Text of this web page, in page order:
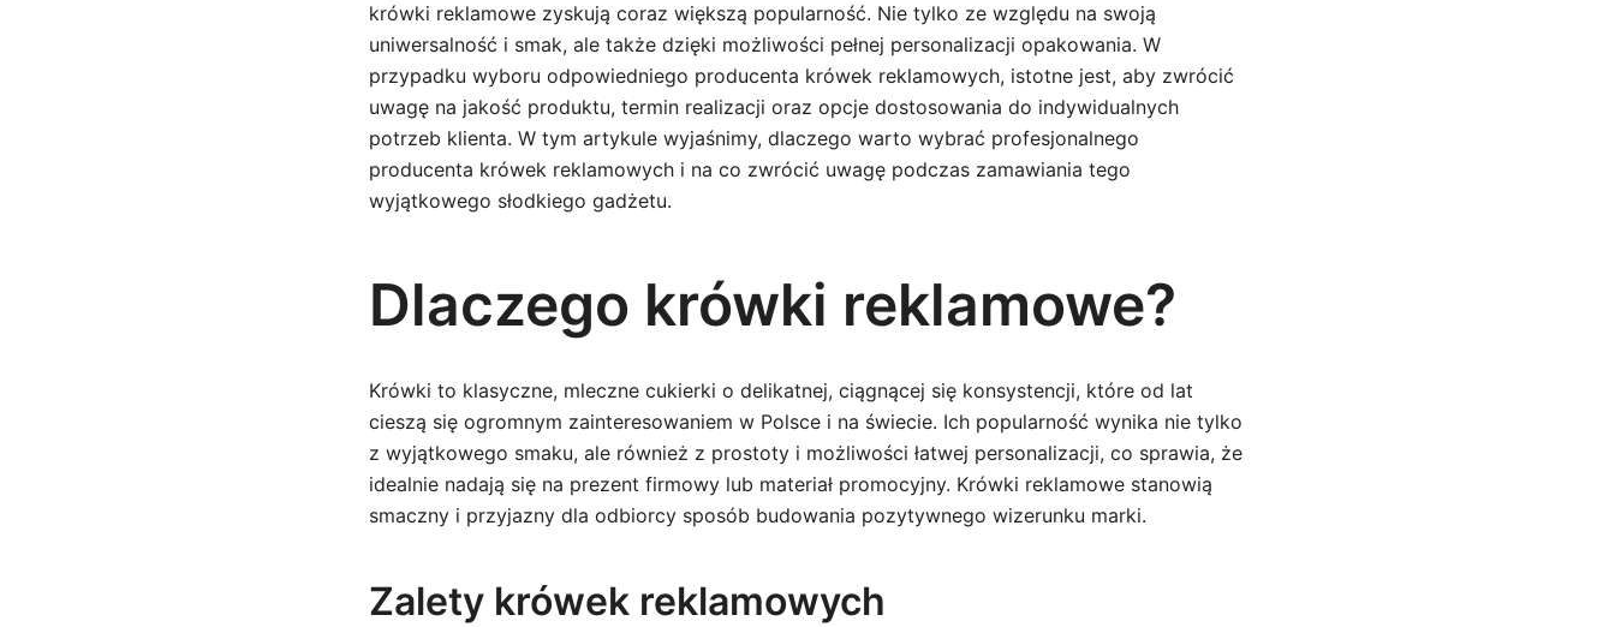
krówki reklamowe zyskują coraz większą popularność. Nie tylko ze względu na swoją
uniwersalność i smak, ale także dzięki możliwości pełnej personalizacji opakowania. W
przypadku wyboru odpowiedniego producenta krówek reklamowych, istotne jest, aby zwrócić
uwagę na jakość produktu, termin realizacji oraz opcje dostosowania do indywidualnych
potrzeb klienta. W tym artykule wyjaśnimy, dlaczego warto wybrać profesjonalnego
producenta krówek reklamowych i na co zwrócić uwagę podczas zamawiania tego
wyjątkowego słodkiego gadżetu.
Dlaczego krówki reklamowe?
Krówki to klasyczne, mleczne cukierki o delikatnej, ciągnącej się konsystencji, które od lat
cieszą się ogromnym zainteresowaniem w Polsce i na świecie. Ich popularność wynika nie tylko
z wyjątkowego smaku, ale również z prostoty i możliwości łatwej personalizacji, co sprawia, że
idealnie nadają się na prezent firmowy lub materiał promocyjny. Krówki reklamowe stanowią
smaczny i przyjazny dla odbiorcy sposób budowania pozytywnego wizerunku marki.
Zalety krówek reklamowych